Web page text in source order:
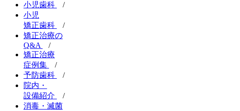
小児歯科
/
小児
矯正歯科
/
矯正治療の
Q&A
/
矯正治療
症例集
/
予防歯科
/
院内・
設備紹介
/
消毒・滅菌